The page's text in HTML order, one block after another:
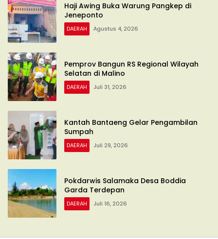
Haji Awing Buka Warung Pangkep di
Jeneponto
DAERAH Agustus 4, 2026
Pemprov Bangun RS Regional Wilayah
Selatan di Malino
DAERAH Juli 31, 2026
Kantah Bantaeng Gelar Pengambilan
Sumpah
DAERAH Juli 29, 2026
Pokdarwis Salamaka Desa Boddia
Garda Terdepan
DAERAH Juli 16, 2026